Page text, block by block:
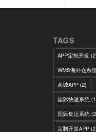
TAGS
APP定制开发
WMS海外仓系统
商城APP(2)
国际快递系统
国际集运系统
定制开发APP